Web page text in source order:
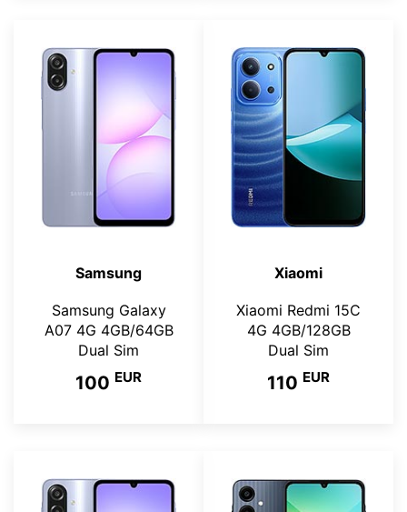
Samsung
Samsung Galaxy
A07 4G 4GB/64GB
Dual Sim
100 EUR
Xiaomi
Xiaomi Redmi 15C
4G 4GB/128GB
Dual Sim
110 EUR